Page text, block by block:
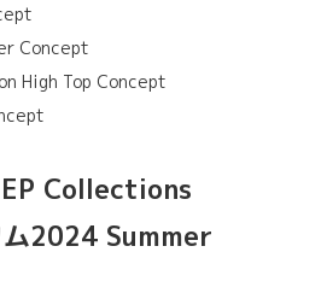
Concept
High Top Concept
Collections
ム2024 Summer